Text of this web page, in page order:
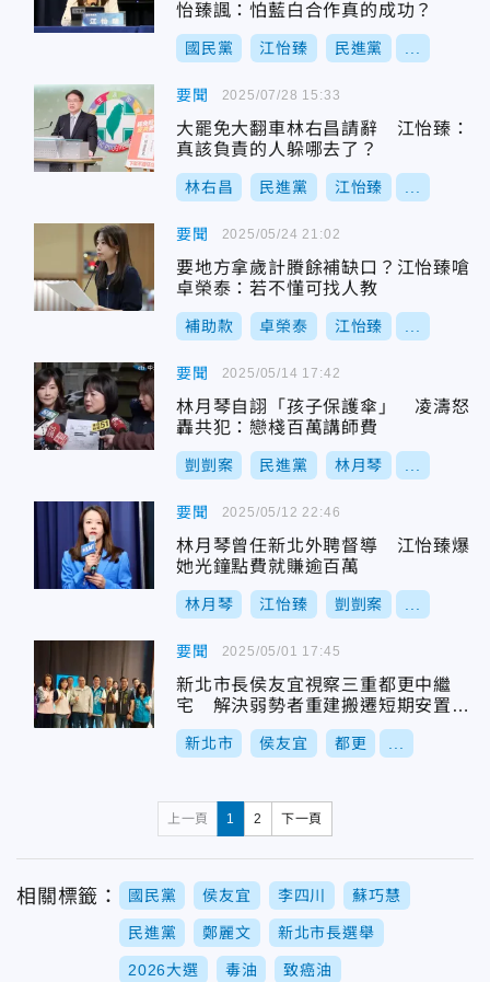
怡臻諷：怕藍白合作真的成功？
國民黨 江怡臻 民進黨
要聞
大罷免大翻車林右昌請辭 江怡臻：
真該負責的人躲哪去了？
林右昌 民進黨 江怡臻
2025/07/28 15:33
要聞
要地方拿歲計賸餘補缺口？江怡臻嗆
卓榮泰：若不懂可找人教
補助款 卓榮泰 江怡臻
2025/05/24 21:02
要聞
林月琴自詡「孩子保護傘」 凌濤怒
轟共犯：戀棧百萬講師費
剴剴案 民進黨 林月琴
2025/05/14 17:42
要聞
林月琴曾任新北外聘督導 江怡臻爆
她光鐘點費就賺逾百萬
林月琴 江怡臻 剴剴案
2025/05/12 22:46
要聞
新北市長侯友宜視察三重都更中繼
宅 解決弱勢者重建搬遷短期安置問
題
新北市 侯友宜 都更
2025/05/01 17:45
上一頁 1 2 下一頁
相關標籤： 國民黨 侯友宜 李四川 蘇巧慧
民進黨 鄭麗文 新北市長選舉
2026大選 毒油 致癌油